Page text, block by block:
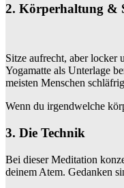
2. Körperhaltung &
Sitze aufrecht, aber locker
Yogamatte als Unterlage
meisten Menschen
Wenn du irgendwelche
3. Die Technik
Bei dieser Meditation
deinem Atem. Gedanken